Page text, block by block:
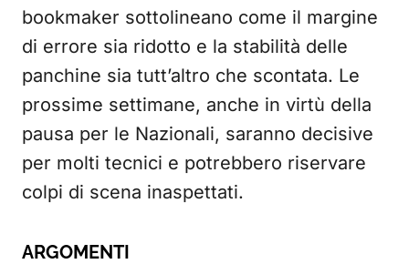
bookmaker sottolineano come il margine
di errore sia ridotto e la stabilità delle
panchine sia tutt’altro che scontata. Le
prossime settimane, anche in virtù della
pausa per le Nazionali, saranno decisive
per molti tecnici e potrebbero riservare
colpi di scena inaspettati.
ARGOMENTI